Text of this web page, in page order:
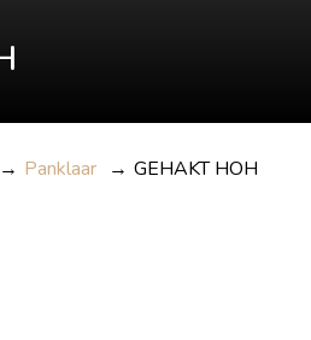
→ Panklaar → GEHAKT HOH